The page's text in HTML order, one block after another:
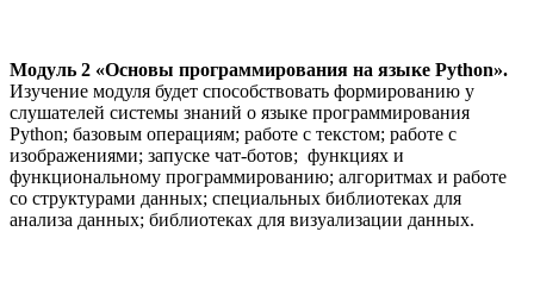
Модуль 2 «Основы программирования на языке Python».
Изучение модуля будет способствовать формированию у
слушателей системы знаний о языке программирования
Python; базовым операциям; работе с текстом; работе с
изображениями; запуске чат-ботов; функциях и
функциональному программированию; алгоритмах и работе
со структурами данных; специальных библиотеках для
анализа данных; библиотеках для визуализации данных.